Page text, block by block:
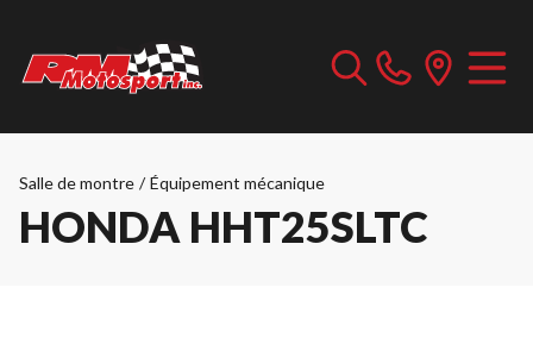
Salle de montre / Équipement mécanique
HONDA HHT25SLTC